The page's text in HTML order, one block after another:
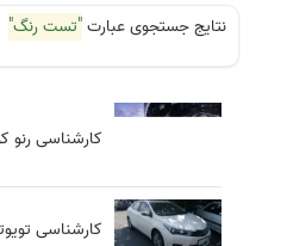
نتایج جستجوی عبارت"تست رنگ"
کارشناسی
کارشناسی